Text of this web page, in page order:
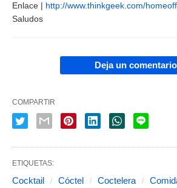
Enlace | http://www.thinkgeek.com/
Saludos
Deja un comentario
COMPARTIR
ETIQUETAS:
Cocktail Cóctel Coctelera